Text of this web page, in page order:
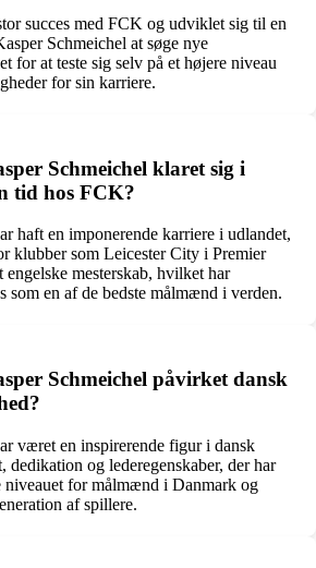
succes med FCK og udviklet sig til en
Schmeichel at søge nye
for at teste sig selv på et højere niveau
for sin karriere.
Schmeichel klaret sig i
tid hos FCK?
haft en imponerende karriere i udlandet,
klubber som Leicester City i Premier
engelske mesterskab, hvilket har
som en af de bedste målmænd i verden.
Schmeichel påvirket dansk
været en inspirerende figur i dansk
dedikation og lederegenskaber, der har
for målmænd i Danmark og
af spillere.